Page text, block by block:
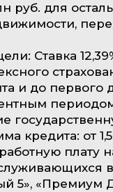
руб. для
Ставка
и до первого
кредита: от
плату
5», «Премиум